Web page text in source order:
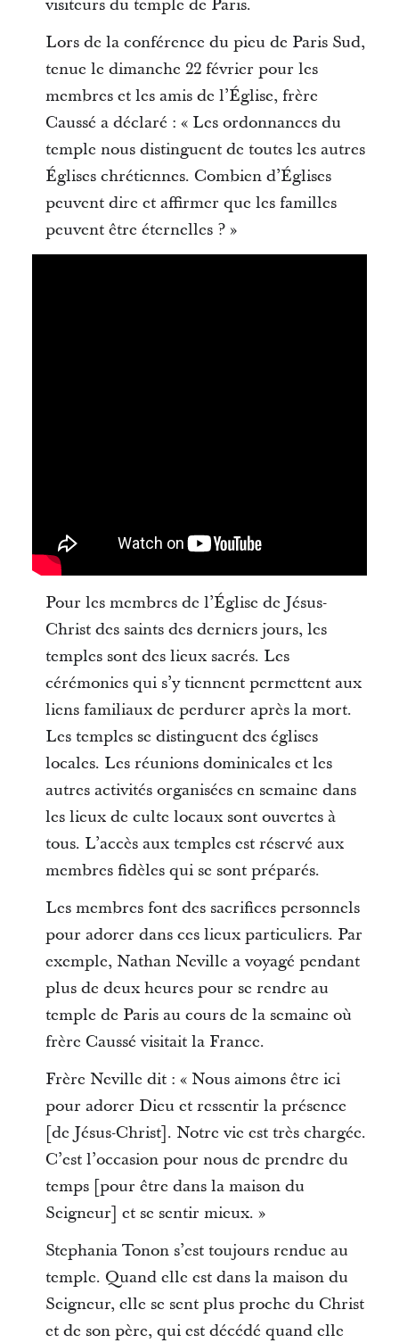
visiteurs du temple de Paris.
Lors de la conférence du pieu de Paris Sud,
tenue le dimanche 22 février pour les
membres et les amis de l’Église, frère
Caussé a déclaré : « Les ordonnances du
temple nous distinguent de toutes les autres
Églises chrétiennes. Combien d’Églises
peuvent dire et affirmer que les familles
peuvent être éternelles ? »
Pour les membres de l’Église de Jésus-
Christ des saints des derniers jours, les
temples sont des lieux sacrés. Les
cérémonies qui s’y tiennent permettent aux
liens familiaux de perdurer après la mort.
Les temples se distinguent des églises
locales. Les réunions dominicales et les
autres activités organisées en semaine dans
les lieux de culte locaux sont ouvertes à
tous. L’accès aux temples est réservé aux
membres fidèles qui se sont préparés.
Les membres font des sacrifices personnels
pour adorer dans ces lieux particuliers. Par
exemple, Nathan Neville a voyagé pendant
plus de deux heures pour se rendre au
temple de Paris au cours de la semaine où
frère Caussé visitait la France.
Frère Neville dit : « Nous aimons être ici
pour adorer Dieu et ressentir la présence
[de Jésus-Christ]. Notre vie est très chargée.
C’est l’occasion pour nous de prendre du
temps [pour être dans la maison du
Seigneur] et se sentir mieux. »
Stephania Tonon s’est toujours rendue au
temple. Quand elle est dans la maison du
Seigneur, elle se sent plus proche du Christ
et de son père, qui est décédé quand elle